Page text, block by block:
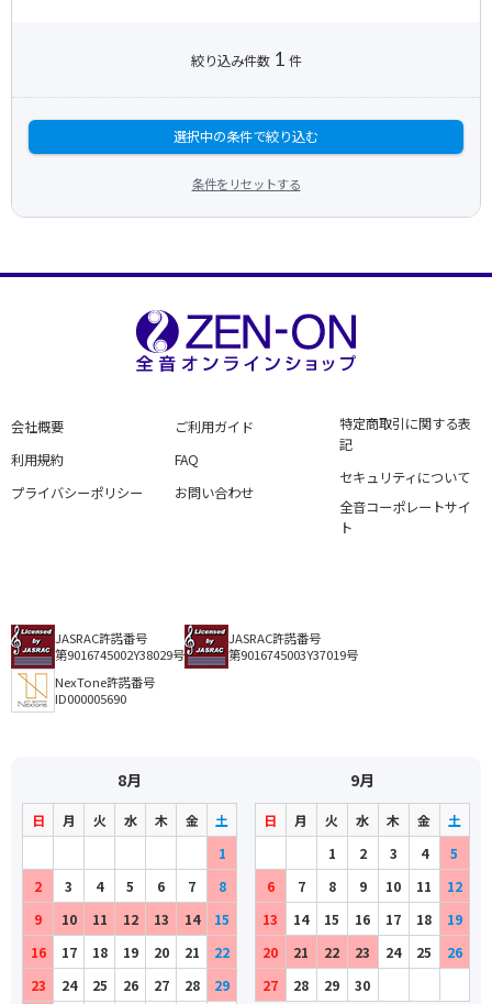
絞り込み件数 1 件
選択中の条件で絞り込む
条件をリセットする
会社概要
利用規約
プライバシーポリシー
ご利用ガイド
FAQ
お問い合わせ
特定商取引に関する表
記
セキュリティについて
全音コーポレートサイ
ト
JASRAC許諾番号
第9016745002Y38029号
JASRAC許諾番号
第9016745003Y37019号
NexTone許諾番号
ID000005690
8月
日 月 火 水 木 金
土
1
2
3 4 5 6 7
8
9
10 11 12 13 14
15
16
17 18 19 20 21
22
23
24 25 26 27 28 29
9月
日 月 火 水 木 金
土
1
2 3 4
5
6
7 8 9 10 11
12
13
14 15 16 17 18
19
20
21 22 23 24 25
26
27
28 29 30